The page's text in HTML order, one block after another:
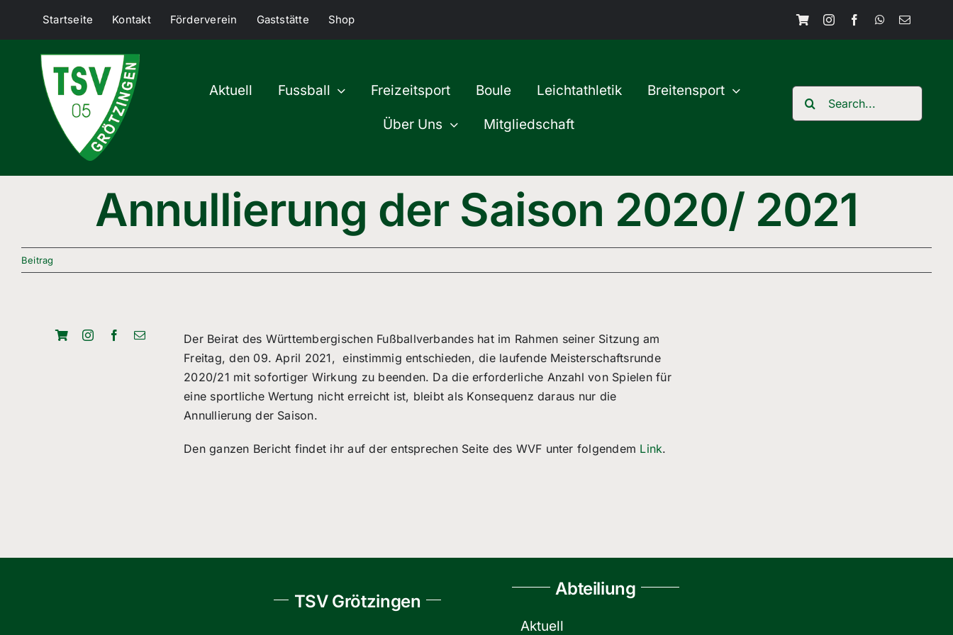
Startseite Kontakt Förderverein Gaststätte Shop
Aktuell Fussball Freizeitsport Boule Leichtathletik Breitensport
Über Uns Mitgliedschaft
Search
Annullierung der Saison 2020/ 2021
Beitrag
Der Beirat des Württembergischen Fußballverbandes hat im Rahmen seiner Sitzung am
Freitag, den 09. April 2021, einstimmig entschieden, die laufende Meisterschaftsrunde
2020/21 mit sofortiger Wirkung zu beenden. Da die erforderliche Anzahl von Spielen für
eine sportliche Wertung nicht erreicht ist, bleibt als Konsequenz daraus nur die
Annullierung der Saison.
Den ganzen Bericht findet ihr auf der entsprechen Seite des WVF unter folgendem Link.
TSV Grötzingen
Abteiliung
Aktuell